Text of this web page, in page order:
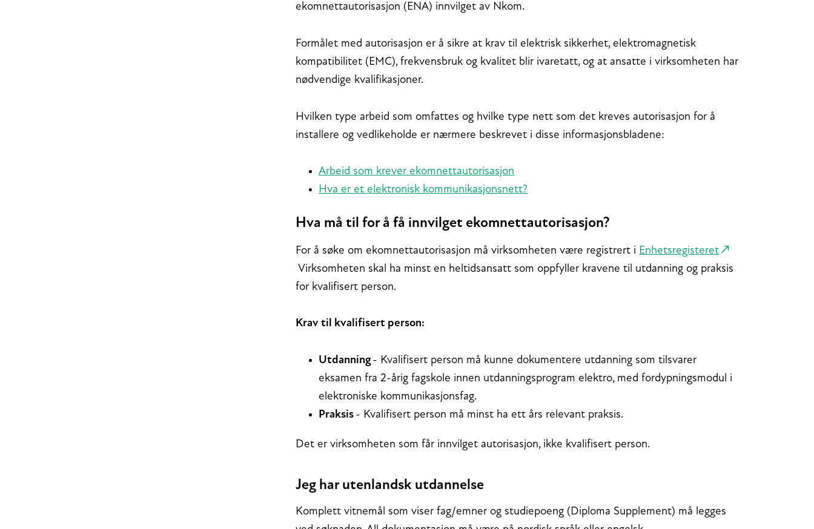
ekomnettautorisasjon (ENA) innvilget av Nkom.
Formålet med autorisasjon er å sikre at krav til elektrisk sikkerhet, elektromagnetisk
kompatibilitet (EMC), frekvensbruk og kvalitet blir ivaretatt, og at ansatte i virksomheten har
nødvendige kvalifikasjoner.
Hvilken type arbeid som omfattes og hvilke type nett som det kreves autorisasjon for å
installere og vedlikeholde er nærmere beskrevet i disse informasjonsbladene:
Arbeid som krever ekomnettautorisasjon
Hva er et elektronisk kommunikasjonsnett?
Hva må til for å få innvilget ekomnettautorisasjon?
For å søke om ekomnettautorisasjon må virksomheten være registrert i Enhetsregisteret
Virksomheten skal ha minst en heltidsansatt som oppfyller kravene til utdanning og praksis
for kvalifisert person.
Krav til kvalifisert person:
Utdanning- Kvalifisert person må kunne dokumentere utdanning som tilsvarer
eksamen fra 2-årig fagskole innen utdanningsprogram elektro, med fordypningsmodul i
elektroniske kommunikasjonsfag.
Praksis - Kvalifisert person må minst ha ett års relevant praksis.
Det er virksomheten som får innvilget autorisasjon, ikke kvalifisert person.
Jeg har utenlandsk utdannelse
Komplett vitnemål som viser fag/emner og studiepoeng (Diploma Supplement) må legges